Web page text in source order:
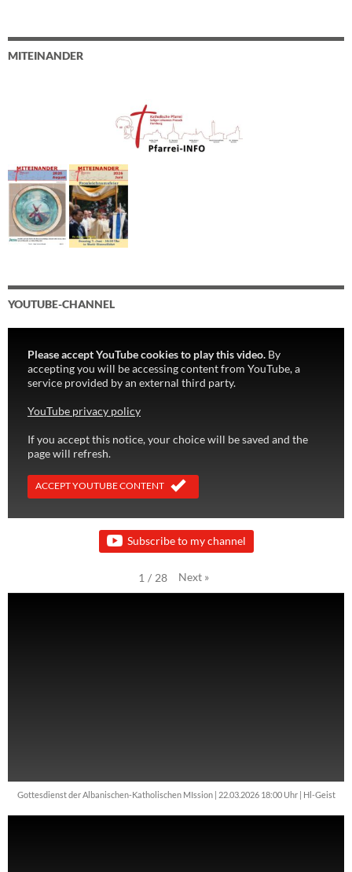
MITEINANDER
YOUTUBE-CHANNEL
Please accept YouTube cookies to play this video. By
accepting you will be accessing content from YouTube, a
service provided by an external third party.
YouTube privacy policy
If you accept this notice, your choice will be saved and the
page will refresh.
ACCEPT YOUTUBE CONTENT
Subscribe to my channel
1 / 28 Next »
Gottesdienst der Albanischen-Katholischen MIssion | 22.03.2026 18:00 Uhr | Hl-Geist